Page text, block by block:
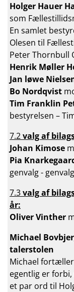
Holger Hauer
som
En samlet
Olesen til
Peter Thornbull
Henrik Møller
Jan løwe
Bo Nordqvist
Tim Franklin
bestyrelsen –
7.2valg af
Johan Kimose
Pia
genvalg -
7.3valg af
år:
Oliver Vinther
Michael
talerstolen
Michael
egentlig er
et par ord til